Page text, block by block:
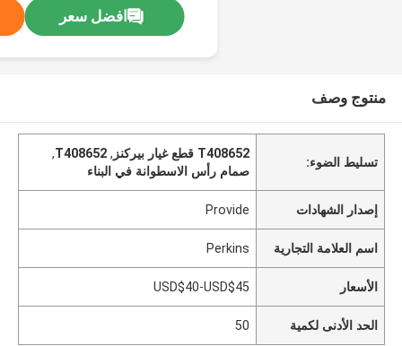
افضل سعر
منتوج وصف
تسليط الضوء:
T408652 قطع غيار بيركنز ,
T408652
,
صمام رأس الاسطوانة في البناء
إصدار الشهادات Provide
اسم العلامة التجارية Perkins
الأسعار USD$40-USD$45
الحد الأدنى لكمية 50